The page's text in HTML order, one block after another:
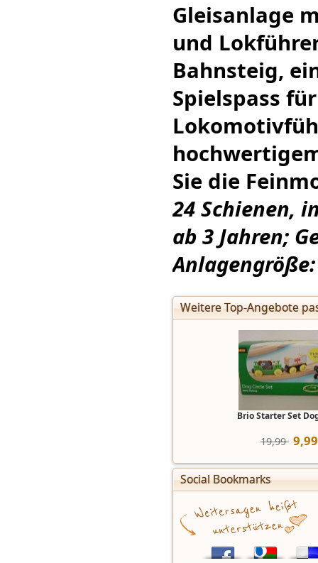
Gleisanlage
und
Bahnsteig,
Spielspass
Sie die
24 Schienen,
ab 3 Jahren;
Weitere Top-Angebote
Brio Starter Set
19,99  9,99
Social Bookmarks